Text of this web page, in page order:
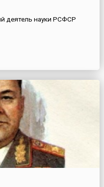
деятель науки РСФСР